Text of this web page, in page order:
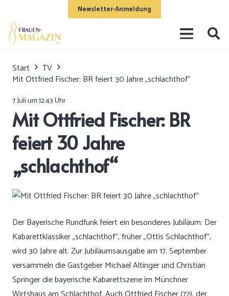
Newsletter-Anmeldung
Start
TV
Mit Ottfried Fischer: BR feiert 30 Jahre „schlachthof“
7 Juli um 12:43 Uhr
Mit Ottfried Fischer: BR
feiert 30 Jahre
„schlachthof“
Der Bayerische Rundfunk feiert ein besonderes Jubiläum: Der
Kabarettklassiker „schlachthof“, früher „Ottis Schlachthof“,
wird 30 Jahre alt. Zur Jubiläumsausgabe am 17. September
versammeln die Gastgeber Michael Altinger und Christian
Springer die bayerische Kabarettszene im Münchner